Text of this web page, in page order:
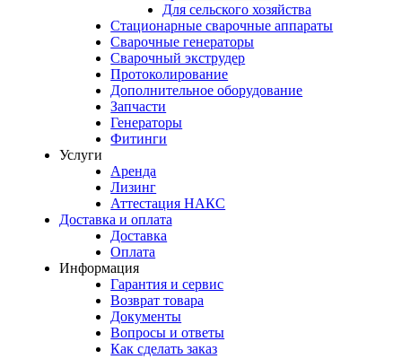
Для сельского хозяйства
Стационарные сварочные аппараты
Сварочные генераторы
Сварочный экструдер
Протоколирование
Дополнительное оборудование
Запчасти
Генераторы
Фитинги
Услуги
Аренда
Лизинг
Аттестация НАКС
Доставка и оплата
Доставка
Оплата
Информация
Гарантия и сервис
Возврат товара
Документы
Вопросы и ответы
Как сделать заказ